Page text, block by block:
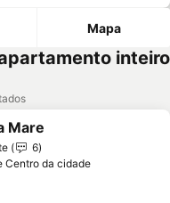
Mapa
inteiro
aos favoritos
Mare
6
Centro da cidade